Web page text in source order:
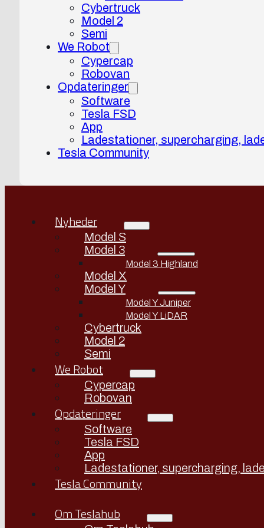
Cybertruck
Model 2
Semi
We Robot
Cypercap
Robovan
Opdateringer
Software
Tesla FSD
App
Ladestationer, supercharging,
Tesla Community
Nyheder
Model S
Model 3
Model 3 Highland
Model X
Model Y
Model Y Juniper
Model Y LiDAR
Cybertruck
Model 2
Semi
We Robot
Cypercap
Robovan
Opdateringer
Software
Tesla FSD
App
Ladestationer, supercharging,
Tesla Community
Om Teslahub